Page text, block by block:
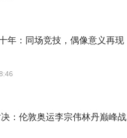
年：同场竞技，偶像意义再现
：伦敦奥运李宗伟林丹巅峰战